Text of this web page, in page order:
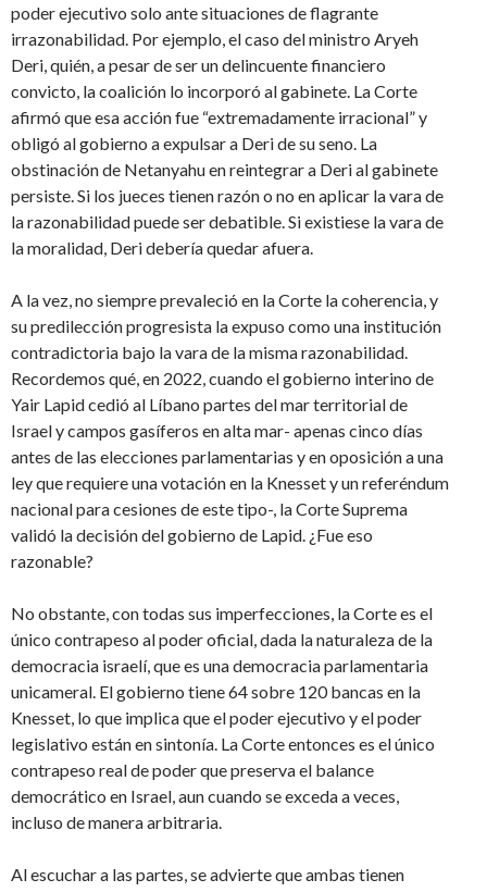
poder ejecutivo solo ante situaciones de flagrante
irrazonabilidad. Por ejemplo, el caso del ministro Aryeh
Deri, quién, a pesar de ser un delincuente financiero
convicto, la coalición lo incorporó al gabinete. La Corte
afirmó que esa acción fue “extremadamente irracional” y
obligó al gobierno a expulsar a Deri de su seno. La
obstinación de Netanyahu en reintegrar a Deri al gabinete
persiste. Si los jueces tienen razón o no en aplicar la vara de
la razonabilidad puede ser debatible. Si existiese la vara de
la moralidad, Deri debería quedar afuera.
A la vez, no siempre prevaleció en la Corte la coherencia, y
su predilección progresista la expuso como una institución
contradictoria bajo la vara de la misma razonabilidad.
Recordemos qué, en 2022, cuando el gobierno interino de
Yair Lapid cedió al Líbano partes del mar territorial de
Israel y campos gasíferos en alta mar- apenas cinco días
antes de las elecciones parlamentarias y en oposición a una
ley que requiere una votación en la Knesset y un referéndum
nacional para cesiones de este tipo-, la Corte Suprema
validó la decisión del gobierno de Lapid. ¿Fue eso
razonable?
No obstante, con todas sus imperfecciones, la Corte es el
único contrapeso al poder oficial, dada la naturaleza de la
democracia israelí, que es una democracia parlamentaria
unicameral. El gobierno tiene 64 sobre 120 bancas en la
Knesset, lo que implica que el poder ejecutivo y el poder
legislativo están en sintonía. La Corte entonces es el único
contrapeso real de poder que preserva el balance
democrático en Israel, aun cuando se exceda a veces,
incluso de manera arbitraria.
Al escuchar a las partes, se advierte que ambas tienen